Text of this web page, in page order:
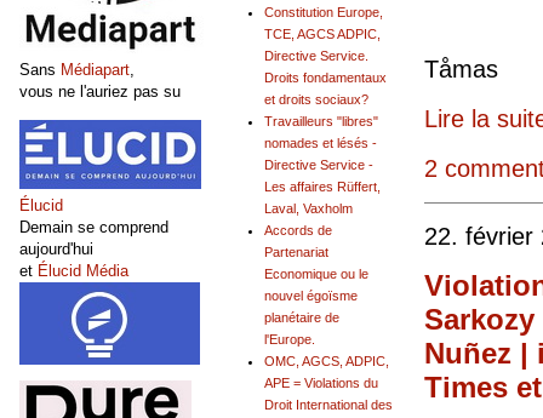
Lire la
2
22. février
Nuñez |
Times
Constitution Europe,
TCE, AGCS ADPIC,
Directive Service.
Droits fondamentaux
et droits sociaux?
Travailleurs "libres"
nomades et lésés -
Directive Service -
Les affaires Rüffert,
Laval, Vaxholm
Accords de
Partenariat
Economique ou le
nouvel égoïsme
planétaire de
l'Europe.
OMC, AGCS, ADPIC,
APE = Violations du
Droit International des
Sans Médiapart,
vous ne l'auriez pas su
Élucid
Demain se comprend
aujourd'hui
et Élucid Média